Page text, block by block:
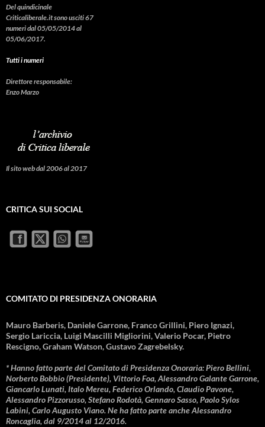
Del quindicinale
Criticaliberale.it sono usciti 67
numeri dal 05/05/2014 al
05/06/2017.
Tutti i numeri
Direttore responsabile:
Enzo Marzo
Il sito web dal 2006 al 2017
CRITICA SUI SOCIAL
COMITATO DI PRESIDENZA ONORARIA
Mauro Barberis, Daniele Garrone, Franco Grillini, Piero Ignazi,
Sergio Lariccia, Luigi Mascilli Migliorini, Valerio Pocar, Pietro
Rescigno, Graham Watson, Gustavo Zagrebelsky.
* Hanno fatto parte del Comitato di Presidenza Onoraria: Piero Bellini,
Norberto Bobbio (Presidente), Vittorio Foa, Alessandro Galante Garrone,
Giancarlo Lunati, Italo Mereu, Federico Orlando, Claudio Pavone,
Alessandro Pizzorusso, Stefano Rodotà, Gennaro Sasso, Paolo Sylos
Labini, Carlo Augusto Viano. Ne ha fatto parte anche Alessandro
Roncaglia, dal 9/2014 al 12/2016.